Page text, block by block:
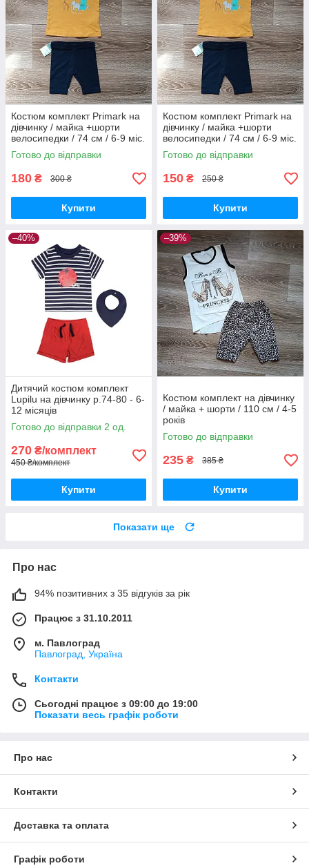
Костюм комплект Primark на
дівчинку / майка +шорти
велосипедки / 74 см / 6-9 міс.
Готово до відправки
180 ₴ 300 ₴
Купити
Костюм комплект Primark на
дівчинку / майка +шорти
велосипедки / 74 см / 6-9 міс.
Готово до відправки
150 ₴ 250 ₴
Купити
–40%
Дитячий костюм комплект
Lupilu на дівчинку р.74-80 - 6-
12 місяців
Готово до відправки 2 од.
270 ₴/комплект
450 ₴/комплект
Купити
–39%
Костюм комплект на дівчинку
/ майка + шорти / 110 см / 4-5
років
Готово до відправки
235 ₴ 385 ₴
Купити
Показати ще
Про нас
94% позитивних з 35 відгуків за рік
Працює з 31.10.2011
м. Павлоград
Павлоград, Україна
Контакти
Сьогодні працює з 09:00 до 19:00
Показати весь графік роботи
Про нас
Контакти
Доставка та оплата
Графік роботи